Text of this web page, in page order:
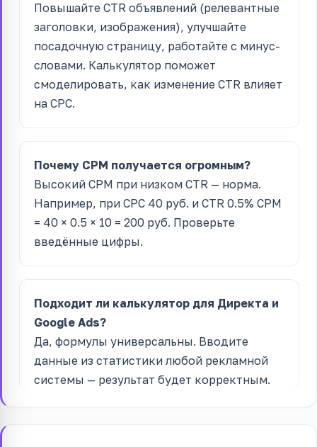
Повышайте CTR объявлений (релевантные
заголовки, изображения), улучшайте
посадочную страницу, работайте с минус-
словами. Калькулятор поможет
смоделировать, как изменение CTR влияет
на CPC.
Почему CPM получается огромным?
Высокий CPM при низком CTR — норма.
Например, при CPC 40 руб. и CTR 0.5% CPM
= 40 × 0.5 × 10 = 200 руб. Проверьте
введённые цифры.
Подходит ли калькулятор для Директа и
Google Ads?
Да, формулы универсальны. Вводите
данные из статистики любой рекламной
системы — результат будет корректным.